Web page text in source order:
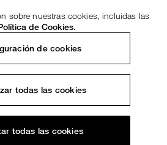
sobre nuestras cookies, incluidas las
de Cookies.
de cookies
todas las cookies
todas las cookies